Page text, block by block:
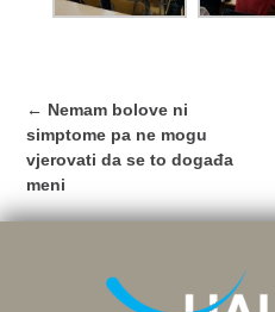
Post
navigation
← Nemam bolove ni
simptome pa ne mogu
vjerovati da se to događa
meni